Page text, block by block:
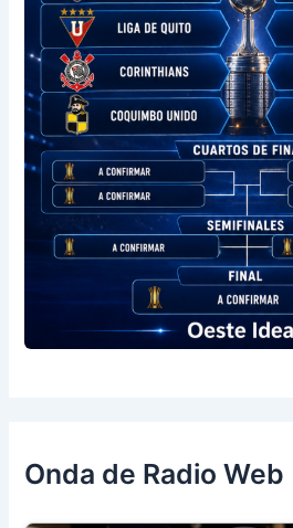
Onda de Radio Web